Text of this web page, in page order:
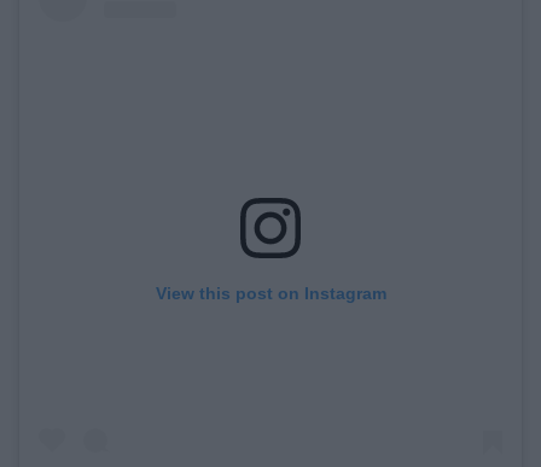
View this post on Instagram